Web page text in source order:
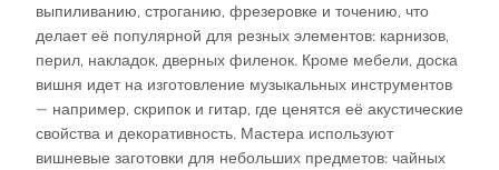
выпиливанию, строганию, фрезеровке и точению, что
делает её популярной для резных элементов: карнизов,
перил, накладок, дверных филенок. Кроме мебели, доска
вишня идет на изготовление музыкальных инструментов
— например, скрипок и гитар, где ценятся её акустические
свойства и декоративность. Мастера используют
вишневые заготовки для небольших предметов: чайных